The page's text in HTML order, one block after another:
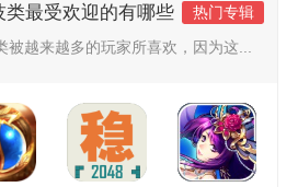
类最受欢迎的有哪些
热门专辑
被越来越多的玩家所喜欢，因为这...